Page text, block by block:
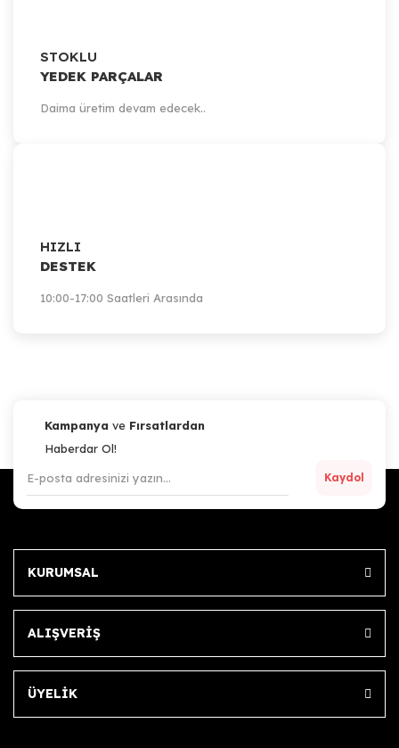
Artillery Sidewinder-X1, X2 / Motor Cable X Axis (60mm)
285,44 TL
STOKLU
YEDEK PARÇALAR
Daima üretim devam edecek..
HIZLI
DESTEK
10:00-17:00 Saatleri Arasında
Kampanya ve Fırsatlardan
Haberdar Ol!
Kaydol
KURUMSAL
ALIŞVERİŞ
ÜYELİK